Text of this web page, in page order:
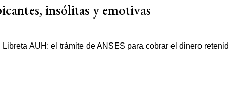
insólitas y emotivas